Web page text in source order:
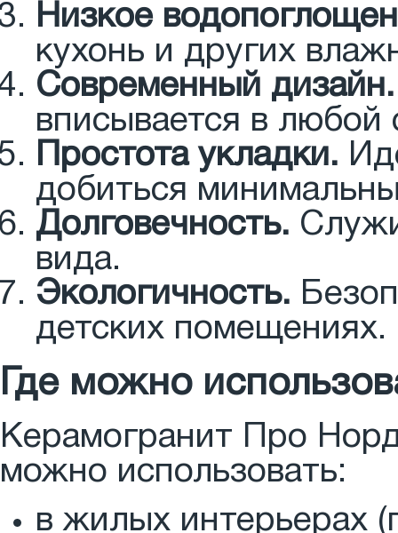
Низкое
кухонь и других
Современный дизайн.
вписывается в
Простота укладки.
добиться
Долговечность.
вида.
Экологичность.
детских помещениях.
Где можно
Керамогранит Про
можно использовать:
в жилых интерьерах